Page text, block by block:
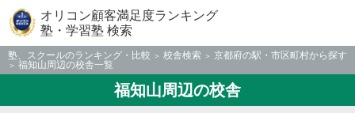
オリコン顧客満足度ランキング
塾・学習塾 検索
塾、スクールのランキング・比較 校舎検索
京都府の駅・市区町村から探す
福知山周辺の校舎一覧
福知山周辺の校舎